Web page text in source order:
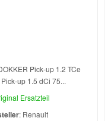
Pick-up 1.2 TCe
up 1.5 dCi 75...
Ersatzteil
: Renault